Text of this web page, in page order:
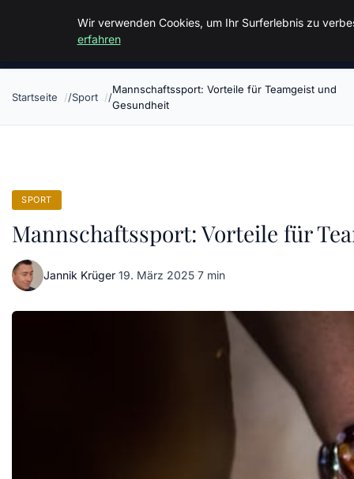
Malzminden
Startseite Sport
Mannschaftssport: Vorteile für Teamgeist und
Gesundheit
SPORT
Mannschaftssport: Vorteile für
Jannik Krüger·19. März 2025·7 min
Wir verwenden Cookies, um Ihr Surferlebnis zu
erfahren